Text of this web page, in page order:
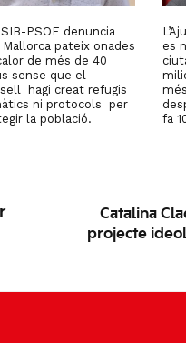
PSOE denuncia
Mallorca pateix onades
de més de 40
sense que el
hagi creat refugis
ni protocols per
la població.
es
fa
Catalina
projecte